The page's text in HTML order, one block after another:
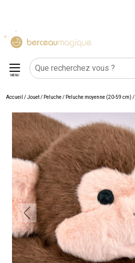
MENU
Accueil /Jouet/ Peluche/ Peluche moyenne (20-59 cm) /